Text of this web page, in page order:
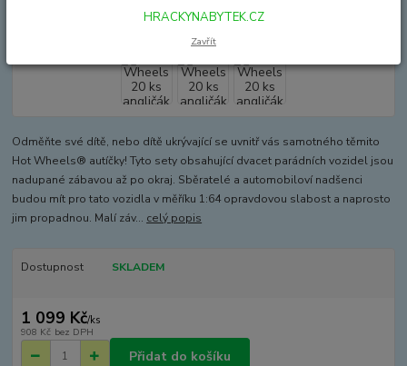
Odměňte své dítě, nebo dítě ukrývající se uvnitř vás samotného těmito
Hot Wheels® autíčky! Tyto sety obsahující dvacet parádních vozidel jsou
nadupané zábavou až po okraj. Sběratelé a automobiloví nadšenci
budou mít pro tato vozidla v měříku 1:64 opravdovou slabost a naprosto
jim propadnou. Malí záv... celý popis
Dostupnost SKLADEM
1 099 Kč/ks
908 Kč bez DPH
Přidat do košíku
HRACKYNABYTEK.CZ
Zavřít